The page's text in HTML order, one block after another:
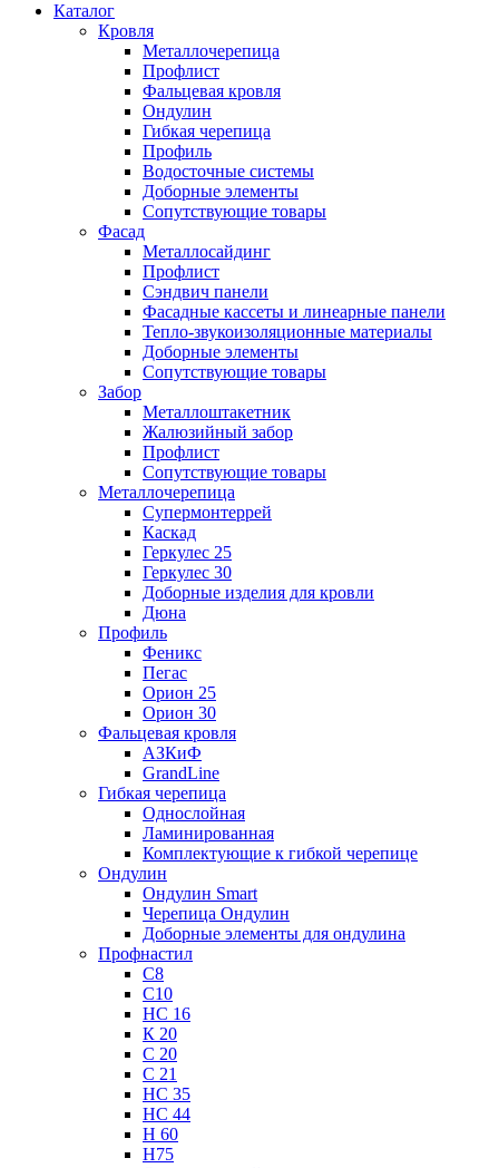
Каталог
Кровля
Металлочерепица
Профлист
Фальцевая кровля
Ондулин
Гибкая черепица
Профиль
Водосточные системы
Доборные элементы
Сопутствующие товары
Фасад
Металлосайдинг
Профлист
Сэндвич панели
Фасадные кассеты и линеарные панели
Тепло-звукоизоляционные материалы
Доборные элементы
Сопутствующие товары
Забор
Металлоштакетник
Жалюзийный забор
Профлист
Сопутствующие товары
Металлочерепица
Супермонтеррей
Каскад
Геркулес 25
Геркулес 30
Доборные изделия для кровли
Дюна
Профиль
Феникс
Пегас
Орион 25
Орион 30
Фальцевая кровля
АЗКиФ
GrandLine
Гибкая черепица
Однослойная
Ламинированная
Комплектующие к гибкой черепице
Ондулин
Ондулин Smart
Черепица Ондулин
Доборные элементы для ондулина
Профнастил
С8
С10
НС 16
К 20
С 20
С 21
НС 35
НС 44
Н 60
Н75